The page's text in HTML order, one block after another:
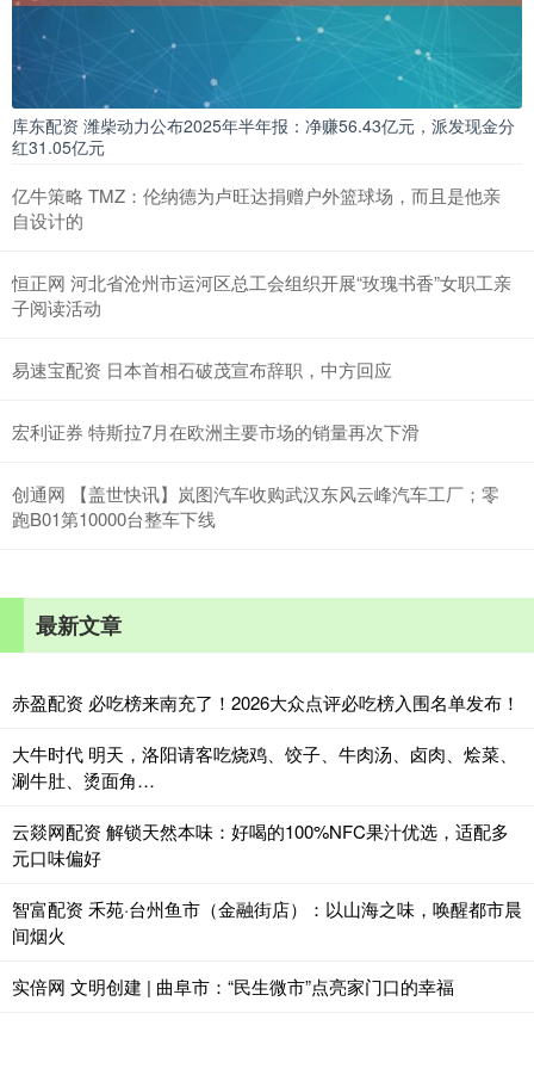
库东配资 潍柴动力公布2025年半年报：净赚56.43亿元，派发现金分
红31.05亿元
亿牛策略 TMZ：伦纳德为卢旺达捐赠户外篮球场，而且是他亲
自设计的
恒正网 河北省沧州市运河区总工会组织开展“玫瑰书香”女职工亲
子阅读活动
易速宝配资 日本首相石破茂宣布辞职，中方回应
宏利证券 特斯拉7月在欧洲主要市场的销量再次下滑
创通网 【盖世快讯】岚图汽车收购武汉东风云峰汽车工厂；零
跑B01第10000台整车下线
最新文章
赤盈配资 必吃榜来南充了！2026大众点评必吃榜入围名单发布！
大牛时代 明天，洛阳请客吃烧鸡、饺子、牛肉汤、卤肉、烩菜、
涮牛肚、烫面角…
云燚网配资 解锁天然本味：好喝的100%NFC果汁优选，适配多
元口味偏好
智富配资 禾苑·台州鱼市（金融街店）：以山海之味，唤醒都市晨
间烟火
实倍网 文明创建 | 曲阜市：“民生微市”点亮家门口的幸福